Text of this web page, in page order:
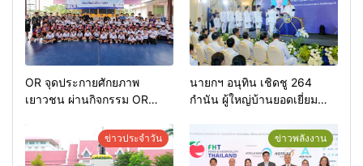
OR จุดประกายศักยภาพ
เยาวชน ผ่านกิจกรรม OR
นายกฯ อนุทิน เชิดชู 264
กำนัน ผู้ใหญ่บ้านยอดเยี่ยม
เกียรติยศแห่งการเสียสละ”
ข่าวประจำวัน ข่าวพลังงาน